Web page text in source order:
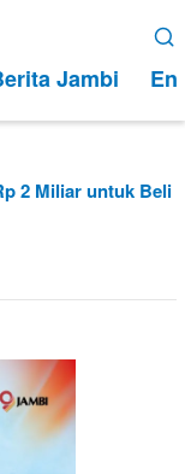
Jambi
2 Miliar untuk Beli